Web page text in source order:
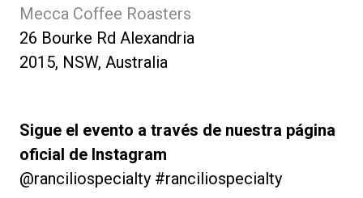
Mecca Coffee Roasters
26 Bourke Rd Alexandria
2015, NSW, Australia
Sigue el evento a través de nuestra página
oficial de Instagram
@ranciliospecialty #ranciliospecialty